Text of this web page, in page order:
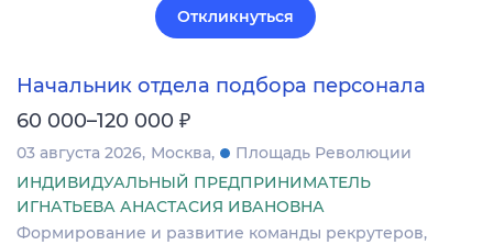
Откликнуться
Начальник отдела подбора персонала
60 000–120 000 ₽
03 августа 2026 Москва
Площадь Революции
ИНДИВИДУАЛЬНЫЙ ПРЕДПРИНИМАТЕЛЬ
ИГНАТЬЕВА АНАСТАСИЯ ИВАНОВНА
Формирование и развитие команды рекрутеров,